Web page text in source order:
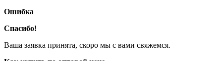
Ошибка
Спасибо!
Ваша заявка принята, скоро мы с вами свяжемся.